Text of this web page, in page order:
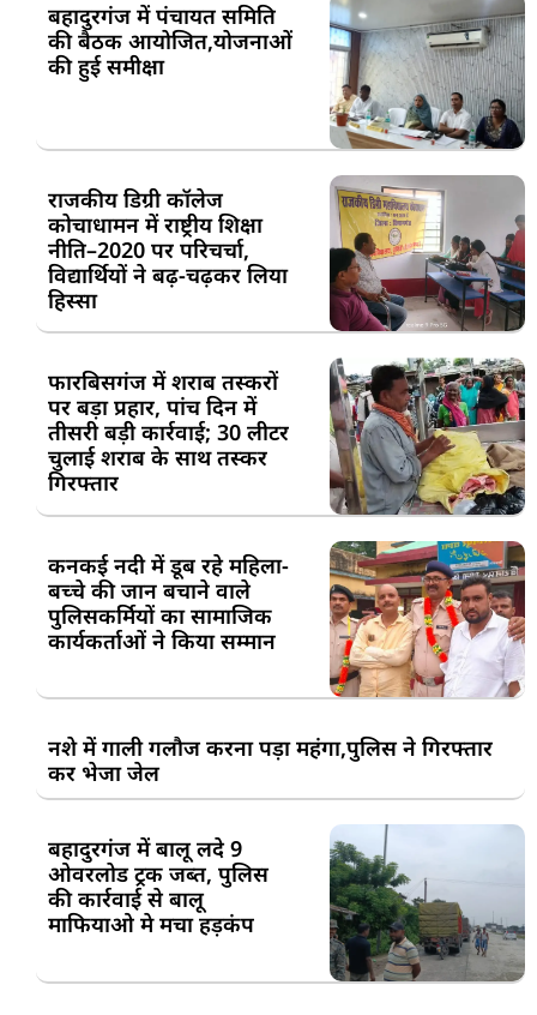
बहादुरगंज में पंचायत समिति
की बैठक आयोजित,योजनाओं
की हुई समीक्षा
राजकीय डिग्री कॉलेज
कोचाधामन में राष्ट्रीय शिक्षा
नीति–2020 पर परिचर्चा,
विद्यार्थियों ने बढ़-चढ़कर लिया
हिस्सा
फारबिसगंज में शराब तस्करों
पर बड़ा प्रहार, पांच दिन में
तीसरी बड़ी कार्रवाई; 30 लीटर
चुलाई शराब के साथ तस्कर
गिरफ्तार
कनकई नदी में डूब रहे महिला-
बच्चे की जान बचाने वाले
पुलिसकर्मियों का सामाजिक
कार्यकर्ताओं ने किया सम्मान
नशे में गाली गलौज करना पड़ा महंगा,पुलिस ने गिरफ्तार
कर भेजा जेल
बहादुरगंज में बालू लदे 9
ओवरलोड ट्रक जब्त, पुलिस
की कार्रवाई से बालू
माफियाओ मे मचा हड़कंप